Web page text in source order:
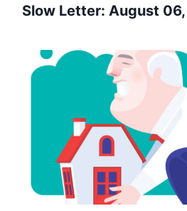
Slow Letter: August